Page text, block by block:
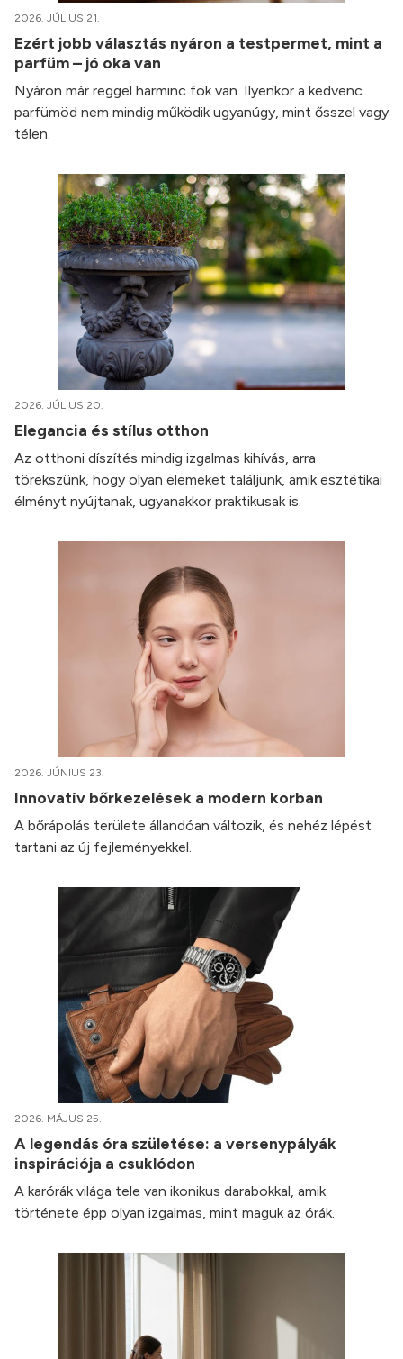
2026. JÚLIUS 21.
Ezért jobb választás nyáron a testpermet, mint a
parfüm – jó oka van
Nyáron már reggel harminc fok van. Ilyenkor a kedvenc
parfümöd nem mindig működik ugyanúgy, mint ősszel vagy
télen.
2026. JÚLIUS 20.
Elegancia és stílus otthon
Az otthoni díszítés mindig izgalmas kihívás, arra
törekszünk, hogy olyan elemeket találjunk, amik esztétikai
élményt nyújtanak, ugyanakkor praktikusak is.
2026. JÚNIUS 23.
Innovatív bőrkezelések a modern korban
A bőrápolás területe állandóan változik, és nehéz lépést
tartani az új fejleményekkel.
2026. MÁJUS 25.
A legendás óra születése: a versenypályák
inspirációja a csuklódon
A karórák világa tele van ikonikus darabokkal, amik
története épp olyan izgalmas, mint maguk az órák.